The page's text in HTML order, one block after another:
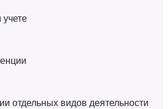
учете
отдельных видов деятельности